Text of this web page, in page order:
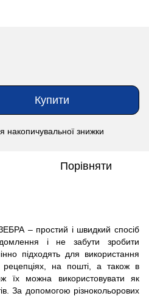
Купити
накопичувальної знижки
Порівняти
– простий і швидкий спосіб
і не забути зробити
підходять для використання
рецепціях, на пошті, а також в
їх можна використовувати як
За допомогою різнокольорових